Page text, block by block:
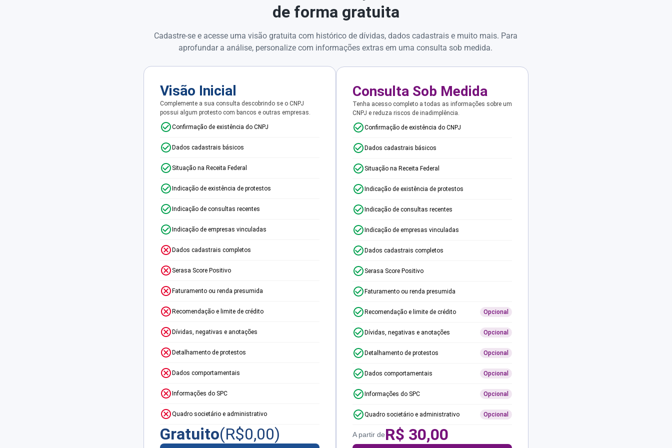
de forma gratuita
Cadastre-se e acesse uma visão gratuita com histórico de dívidas, dados cadastrais e muito mais. Para
aprofundar a análise, personalize com informações extras em uma consulta sob medida.
Visão Inicial
Complemente a sua consulta descobrindo se o CNPJ
possui algum protesto com bancos e outras empresas.
Confirmação de existência do CNPJ
Dados cadastrais básicos
Situação na Receita Federal
Indicação de existência de protestos
Indicação de consultas recentes
Indicação de empresas vinculadas
Dados cadastrais completos
Serasa Score Positivo
Faturamento ou renda presumida
Recomendação e limite de crédito
Dívidas, negativas e anotações
Detalhamento de protestos
Dados comportamentais
Informações do SPC
Quadro societário e administrativo
Gratuito(R$0,00)
Consulta Sob Medida
Tenha acesso completo a todas as informações sobre um
CNPJ e reduza riscos de inadimplência.
Confirmação de existência do CNPJ
Dados cadastrais básicos
Situação na Receita Federal
Indicação de existência de protestos
Indicação de consultas recentes
Indicação de empresas vinculadas
Dados cadastrais completos
Serasa Score Positivo
Faturamento ou renda presumida
Recomendação e limite de crédito Opcional
Dívidas, negativas e anotações Opcional
Detalhamento de protestos Opcional
Dados comportamentais Opcional
Informações do SPC Opcional
Quadro societário e administrativo Opcional
A partir deR$ 30,00